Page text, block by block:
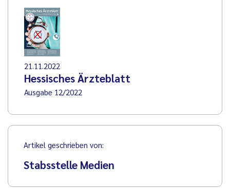
21.11.2022
Hessisches Ärzteblatt
Ausgabe 12/2022
Artikel geschrieben von:
Stabsstelle Medien